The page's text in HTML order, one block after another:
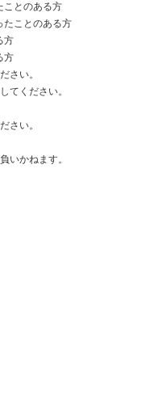
ことのある方
たことのある方
方
方
さい。
てください。
さい。
いかねます。